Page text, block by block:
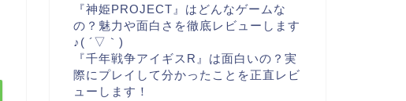
『神姫PROJECT』はどんなゲームな
の？魅力や面白さを徹底レビューします
♪( ´▽｀)
『千年戦争アイギスR』は面白いの？実
際にプレイして分かったことを正直レビ
ューします！